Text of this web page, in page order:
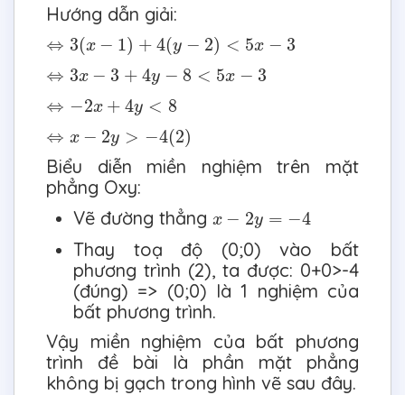
Hướng dẫn giải:
⇔ 3(x − 1 ) + 4(y − 2) < 5x − 3
⇔ 3(x +4( y 2) −3
⇔ 3x − 3 + 4y − 8 < 5x − 3
⇔ 3x− 4 y− 8<5 −3
⇔ −2x + 4y < 8
⇔ x+ y <8
⇔ x − 2y > −4(2)
⇔ y> 4
Biểu diễn miền nghiệm trên mặt
phẳng Oxy:
Vẽ đường thẳng x − 2y = −4
x− y=−
Thay toạ độ (0;0) vào bất
phương trình (2), ta được: 0+0>-4
(đúng) => (0;0) là 1 nghiệm của
bất phương trình.
Vậy miền nghiệm của bất phương
trình đề bài là phần mặt phẳng
không bị gạch trong hình vẽ sau đây.